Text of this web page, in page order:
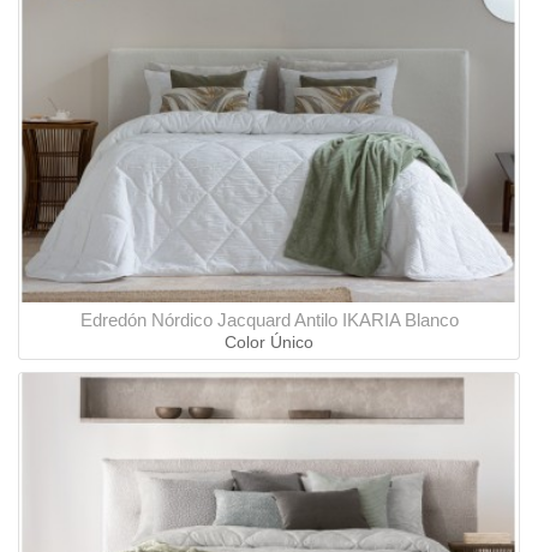
Edredón Nórdico Jacquard Antilo IKARIA Blanco
Color Único